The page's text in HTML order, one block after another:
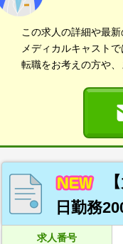
この求人の詳細や最
メディカルキャスト
転職をお考えの方や
日勤務
求人番号